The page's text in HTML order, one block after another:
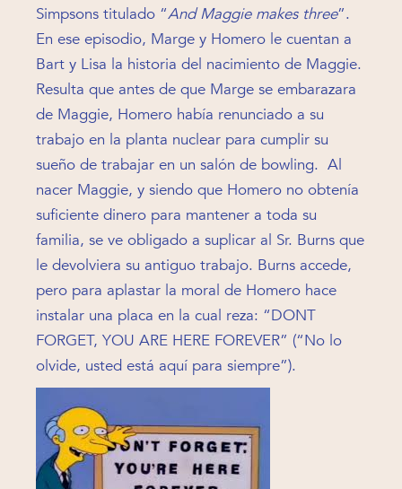
Simpsons titulado “And Maggie makes three”.
En ese episodio, Marge y Homero le cuentan a
Bart y Lisa la historia del nacimiento de Maggie.
Resulta que antes de que Marge se embarazara
de Maggie, Homero había renunciado a su
trabajo en la planta nuclear para cumplir su
sueño de trabajar en un salón de bowling. Al
nacer Maggie, y siendo que Homero no obtenía
suficiente dinero para mantener a toda su
familia, se ve obligado a suplicar al Sr. Burns que
le devolviera su antiguo trabajo. Burns accede,
pero para aplastar la moral de Homero hace
instalar una placa en la cual reza: “DONT
FORGET, YOU ARE HERE FOREVER” (“No lo
olvide, usted está aquí para siempre”).